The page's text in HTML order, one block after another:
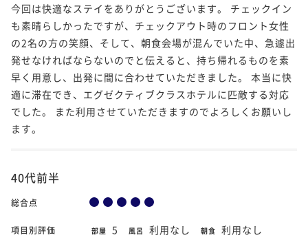
今回は快適なステイをありがとうございます。 チェックイン
も素晴らしかったですが、チェックアウト時のフロント女性
の2名の方の笑顔、そして、朝食会場が混んでいた中、急遽出
発せなければならないのでと伝えると、持ち帰れるものを素
早く用意し、出発に間に合わせていただきました。 本当に快
適に滞在でき、エグゼクティブクラスホテルに匹敵する対応
でした。 また利用させていただきますのでよろしくお願いし
ます。
40代前半
総合点
項目別評価 部屋 5 風呂 利用なし 朝食 利用なし